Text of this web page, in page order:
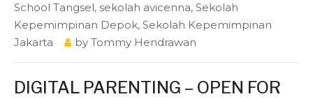
School Tangsel, sekolah avicenna, Sekolah
Kepemimpinan Depok, Sekolah Kepemimpinan
Jakarta
by Tommy Hendrawan
DIGITAL PARENTING – OPEN FOR